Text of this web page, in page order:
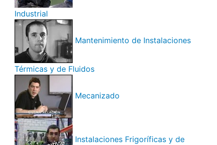
Industrial
Mantenimiento de Instalaciones
Térmicas y de Fluidos
Mecanizado
Instalaciones Frigoríficas y de